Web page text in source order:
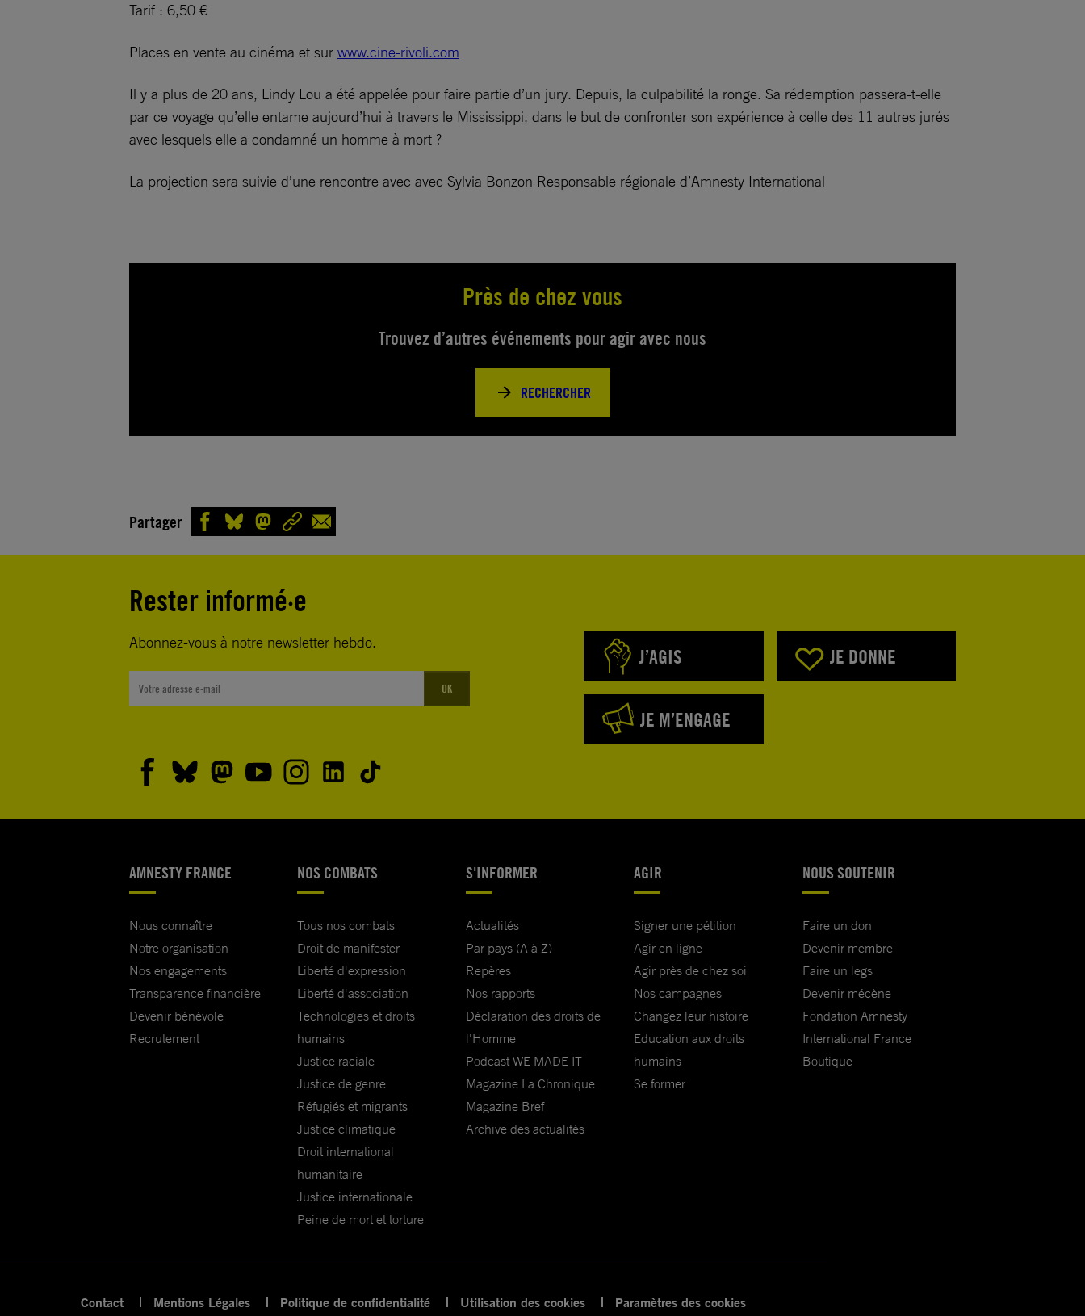
Tarif : 6,50 €
Places en vente au cinéma et sur www.cine-rivoli.com
Il y a plus de 20 ans, Lindy Lou a été appelée pour faire partie d’un jury. Depuis, la culpabilité la ronge. Sa rédemption passera-t-elle
par ce voyage qu’elle entame aujourd’hui à travers le Mississippi, dans le but de confronter son expérience à celle des 11 autres jurés
avec lesquels elle a condamné un homme à mort ?
La projection sera suivie d’une rencontre avec avec Sylvia Bonzon Responsable régionale d’Amnesty International
Près de chez vous
Trouvez d’autres événements pour agir avec nous
RECHERCHER
Partager
Rester informé·e
Abonnez-vous à notre newsletter hebdo.
OK
J’AGIS JE DONNE
JE M’ENGAGE
AMNESTY FRANCE
Nous connaître
Notre organisation
Nos engagements
Transparence financière
Devenir bénévole
Recrutement
NOS COMBATS
Tous nos combats
Droit de manifester
Liberté d'expression
Liberté d'association
Technologies et droits
humains
Justice raciale
Justice de genre
Réfugiés et migrants
Justice climatique
Droit international
humanitaire
Justice internationale
Peine de mort et torture
S'INFORMER
Actualités
Par pays (A à Z)
Repères
Nos rapports
Déclaration des droits de
l'Homme
Podcast WE MADE IT
Magazine La Chronique
Magazine Bref
Archive des actualités
AGIR
Signer une pétition
Agir en ligne
Agir près de chez soi
Nos campagnes
Changez leur histoire
Education aux droits
humains
Se former
NOUS SOUTENIR
Faire un don
Devenir membre
Faire un legs
Devenir mécène
Fondation Amnesty
International France
Boutique
Contact Mentions Légales Politique de confidentialité Utilisation des cookies Paramètres des cookies